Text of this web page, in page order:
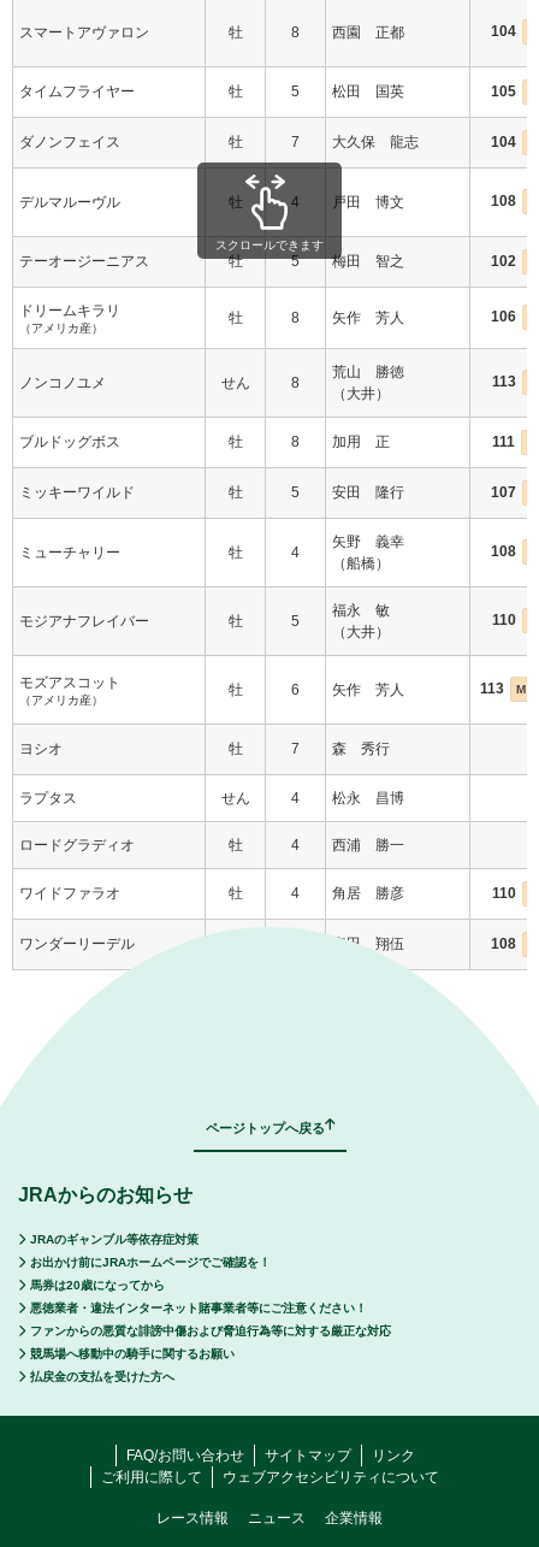
スマートアヴァロン 牡 8 西園 正都 104
タイムフライヤー 牡 5 松田 国英 105
ダノンフェイス 牡 7 大久保 龍志 104
デルマルーヴル 牡 4 戸田 博文 108
テーオージーニアス 牡 5 梅田 智之 102
ドリームキラリ
（アメリカ産）
牡 8 矢作 芳人 106
ノンコノユメ せん 8
荒山 勝徳
（大井）
113
ブルドッグボス 牡 8 加用 正 111
ミッキーワイルド 牡 5 安田 隆行 107
ミューチャリー 牡 4
矢野 義幸
（船橋）
108
モジアナフレイバー 牡 5
福永 敏
（大井）
110
モズアスコット
（アメリカ産）
牡 6 矢作 芳人 113 M
ヨシオ 牡 7 森 秀行
ラプタス せん 4 松永 昌博
ロードグラディオ 牡 4 西浦 勝一
ワイドファラオ 牡 4 角居 勝彦 110
ワンダーリーデル 安田 翔伍 108
スクロールできます
ページトップへ戻る
JRAからのお知らせ
JRAのギャンブル等依存症対策
お出かけ前にJRAホームページでご確認を！
馬券は20歳になってから
悪徳業者・違法インターネット賭事業者等にご注意ください！
ファンからの悪質な誹謗中傷および脅迫行為等に対する厳正な対応
競馬場へ移動中の騎手に関するお願い
払戻金の支払を受けた方へ
FAQ/お問い合わせ サイトマップ
リンク
ご利用に際して
ウェブアクセシビリティについて
レース情報 ニュース 企業情報